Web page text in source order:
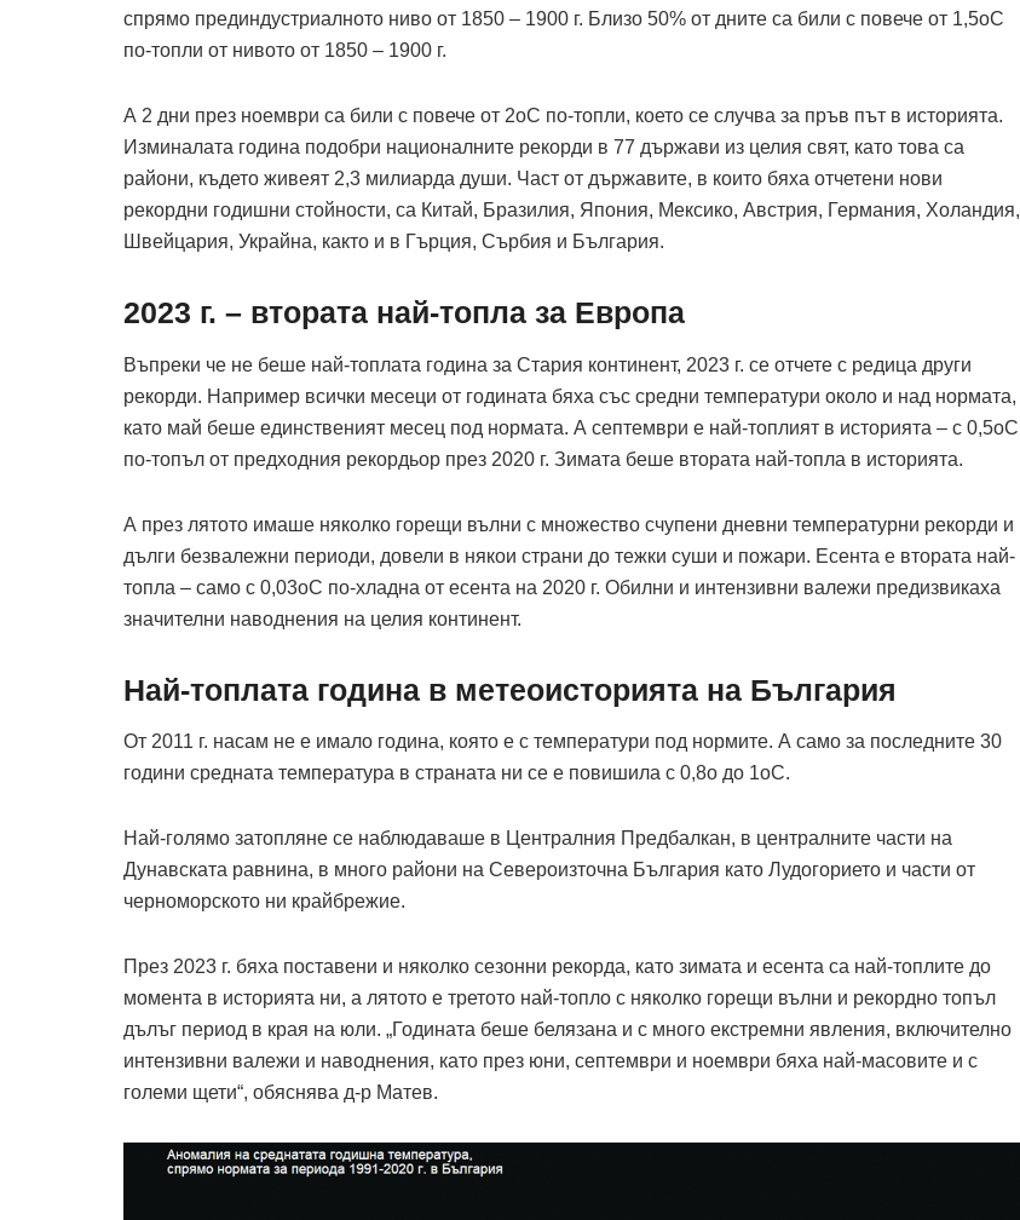
спрямо прединдустриалното ниво от 1850 – 1900 г. Близо 50% от дните са били с повече от 1,5оC
по-топли от нивото от 1850 – 1900 г.
А 2 дни през ноември са били с повече от 2оC по-топли, което се случва за пръв път в историята.
Изминалата година подобри националните рекорди в 77 държави из целия свят, като това са
райони, където живеят 2,3 милиарда души. Част от държавите, в които бяха отчетени нови
рекордни годишни стойности, са Китай, Бразилия, Япония, Мексико, Австрия, Германия, Холандия,
Швейцария, Украйна, както и в Гърция, Сърбия и България.
2023 г. – втората най-топла за Европа
Въпреки че не беше най-топлата година за Стария континент, 2023 г. се отчете с редица други
рекорди. Например всички месеци от годината бяха със средни температури около и над нормата,
като май беше единственият месец под нормата. А септември е най-топлият в историята – с 0,5оC
по-топъл от предходния рекордьор през 2020 г. Зимата беше втората най-топла в историята.
А през лятото имаше няколко горещи вълни с множество счупени дневни температурни рекорди и
дълги безвалежни периоди, довели в някои страни до тежки суши и пожари. Есента е втората най-
топла – само с 0,03оC по-хладна от есента на 2020 г. Обилни и интензивни валежи предизвикаха
значителни наводнения на целия континент.
Най-топлата година в метеоисторията на България
От 2011 г. насам не е имало година, която е с температури под нормите. А само за последните 30
години средната температура в страната ни се е повишила с 0,8о до 1оС.
Най-голямо затопляне се наб­людаваше в Централния Предбалкан, в централните части на
Дунавската равнина, в много райони на Североизточна България като Лудогорието и части от
черноморското ни крайбрежие.
През 2023 г. бяха поставени и няколко сезонни рекорда, като зимата и есента са най-топлите до
момента в историята ни, а лятото е третото най-топло с няколко горещи вълни и рекордно топъл
дълъг период в края на юли. „Годината беше белязана и с много екстремни явления, включително
интензивни валежи и наводнения, като през юни, септември и ноември бяха най-масовите и с
големи щети“, обяснява д-р Матев.